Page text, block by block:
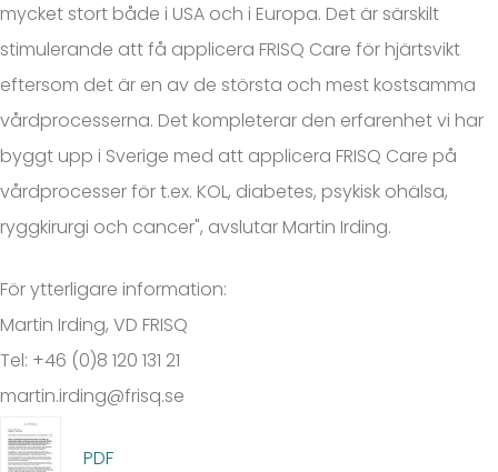
mycket stort både i USA och i Europa. Det är särskilt
stimulerande att få applicera FRISQ Care för hjärtsvikt
eftersom det är en av de största och mest kostsamma
vårdprocesserna. Det kompleterar den erfarenhet vi har
byggt upp i Sverige med att applicera FRISQ Care på
vårdprocesser för t.ex. KOL, diabetes, psykisk ohälsa,
ryggkirurgi och cancer", avslutar Martin Irding.
För ytterligare information:
Martin Irding, VD FRISQ
Tel: +46 (0)8 120 131 21
martin.irding@frisq.se
PDF